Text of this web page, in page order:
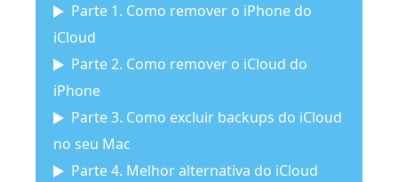
Parte 1. Como remover o iPhone do
iCloud
Parte 2. Como remover o iCloud do
iPhone
Parte 3. Como excluir backups do iCloud
no seu Mac
Parte 4. Melhor alternativa do iCloud